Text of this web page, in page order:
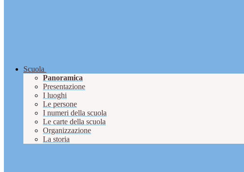
Scuola
Panoramica
Presentazione
I luoghi
Le persone
I numeri della scuola
Le carte della scuola
Organizzazione
La storia